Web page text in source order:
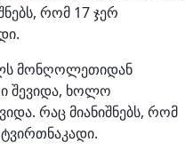
რომ 17 ჯერ
მონღოლეთიდან
შევიდა, ხოლო
რაც მიანიშნებს, რომ
ტვირთნაკადი.